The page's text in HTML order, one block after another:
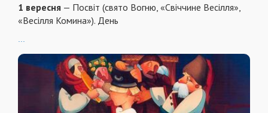
1 вересня — Посвіт (свято Вогню, «Свіччине Весілля»,
«Весілля Комина»). День